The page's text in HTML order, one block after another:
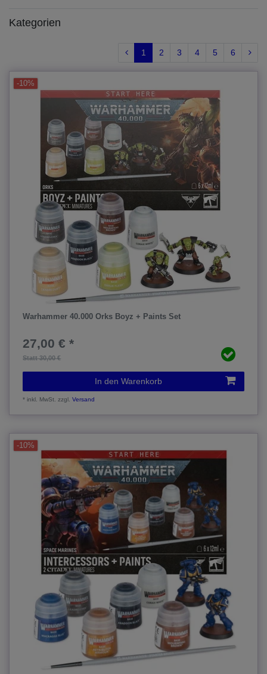
Kategorien
1 2 3 4 5 6
-10%
Warhammer 40.000 Orks Boyz + Paints Set
Statt 30,00 €
27,00 € *
In den Warenkorb
*inkl. MwSt. zzgl.Versand
-10%